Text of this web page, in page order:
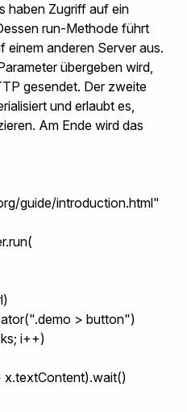
haben Zugriff auf ein
run-Methode führt
einem anderen Server aus.
übergeben wird,
gesendet. Der zweite
und erlaubt es,
Am Ende wird das
guide/introduction.html"
> button")
i++)
x.textContent).wait()